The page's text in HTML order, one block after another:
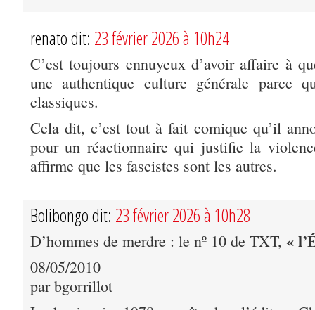
renato dit: 23 février 2026 à 10h24
C’est toujours ennuyeux d’avoir affaire à
une authentique culture générale parce
classiques.
Cela dit, c’est tout à fait comique qu’il
pour un réactionnaire qui justifie la
affirme que les fascistes sont les autres.
Bolibongo dit: 23 février 2026 à 10h28
D’hommes de merdre : le nº 10 de TXT, «
08/05/2010
par bgorrillot